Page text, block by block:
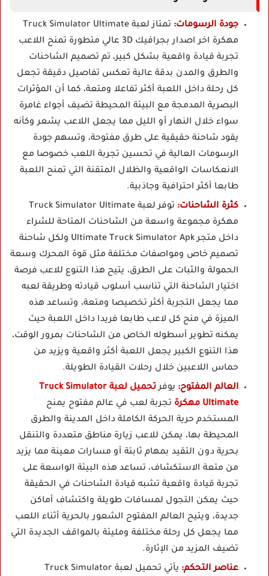
جودة الرسومات:
تمتاز لعبة Truck Simulator Ultimate
مهكرة اخر اصدار بجرافيك 3D عالي متطورة تمنح اللاعب
تجربة قيادة واقعية بشكل كبير، تم تصميم الشاحنات
والطرق والمدن بدقة عالية تعكس تفاصيل دقيقة تجعل
كل رحلة داخل اللعبة أكثر تفاعلا ومتعة، كما أن المؤثرات
البصرية المدمجة مع البيئة المحيطة تضيف أجواء غامرة
سواء خلال النهار أو الليل مما يجعل اللاعب يشعر وكأنه
يقود شاحنة حقيقية على طرق مفتوحة، وتسهم جودة
الرسومات العالية في تحسين تجربة اللعب خصوصا مع
الانعكاسات الواقعية والظلال المتقنة التي تمنح اللعبة
طابعا أكثر احترافية وجاذبية.
كثرة الشاحنات:
توفر لعبة Truck Simulator Ultimate
مهكرة مجموعة واسعة من الشاحنات المتاحة للشراء
داخل متجر Ultimate Truck Simulator Apk ولكل شاحنة
تصميم خاص ومواصفات مختلفة مثل قوة المحرك وسعة
الحمولة والثبات على الطرق، يتيح هذا التنوع للاعب فرصة
اختيار الشاحنة التي تناسب أسلوب قيادته وطريقة لعبه
مما يجعل التجربة أكثر تخصيصا ومتعة، وتساعد هذه
الميزة في منح كل لاعب طابعا فريدا داخل اللعبة حيث
يمكنه تطوير أسطوله الخاص من الشاحنات بمرور الوقت،
هذا التنوع الكبير يجعل اللعبة أكثر واقعية ويزيد من
حماس اللاعبين خلال رحلات القيادة الطويلة.
العالم المفتوح: يوفر
تحميل لعبة Truck Simulator
Ultimate مهكرة
تجربة لعب في عالم مفتوح يمنح
المستخدم حرية الحركة الكاملة داخل المدينة والطرق
المحيطة بها، يمكن للاعب زيارة مناطق متعددة والتنقل
بحرية دون التقيد بمهام ثابتة أو مسارات معينة مما يزيد
من متعة الاستكشاف، تساعد هذه البيئة الواسعة على
تجربة قيادة واقعية تشبه قيادة الشاحنات في الحقيقة
حيث يمكن التجول لمسافات طويلة واكتشاف أماكن
جديدة، ويتيح العالم المفتوح الشعور بالحرية أثناء اللعب
مما يجعل كل رحلة مختلفة ومليئة بالمواقف الجديدة التي
تضيف المزيد من الإثارة.
عناصر التحكم:
يأتي تحميل لعبة Truck Simulator